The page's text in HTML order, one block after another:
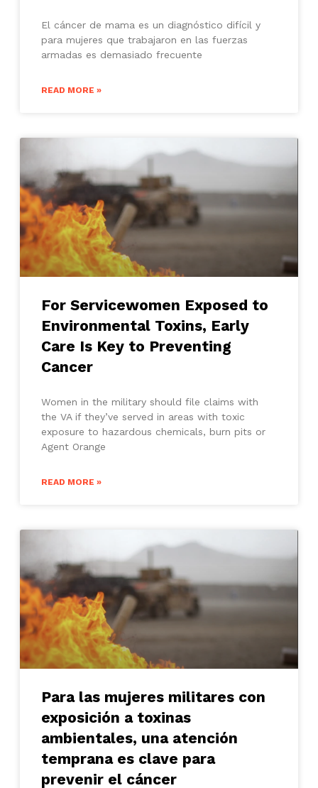
El cáncer de mama es un diagnóstico difícil y
para mujeres que trabajaron en las fuerzas
armadas es demasiado frecuente
READ MORE »
For Servicewomen Exposed to
Environmental Toxins, Early
Care Is Key to Preventing
Cancer
Women in the military should file claims with
the VA if they’ve served in areas with toxic
exposure to hazardous chemicals, burn pits or
Agent Orange
READ MORE »
Para las mujeres militares con
exposición a toxinas
ambientales, una atención
temprana es clave para
prevenir el cáncer